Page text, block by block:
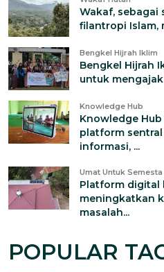
Wakaf, sebagai
filantropi Islam,
Bengkel Hijrah Iklim
Bengkel Hijrah
untuk
Knowledge Hub
Knowledge
platform
informasi, ...
Umat Untuk Semesta
Platform digital
meningkatkan
masalah...
POPULAR